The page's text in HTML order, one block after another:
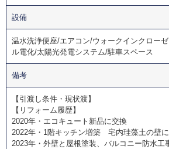
設備
温水洗浄便座/エアコン/ウォークインクロー
ル電化/太陽光発電システム/駐車スペース
備考
【引渡し条件・現状渡】
【リフォーム履歴】
2020年・エコキュート新品に交換
2022年・1階キッチン増築 宅内珪藻土の壁に
2023年・外壁と屋根塗装、バルコニー防水工